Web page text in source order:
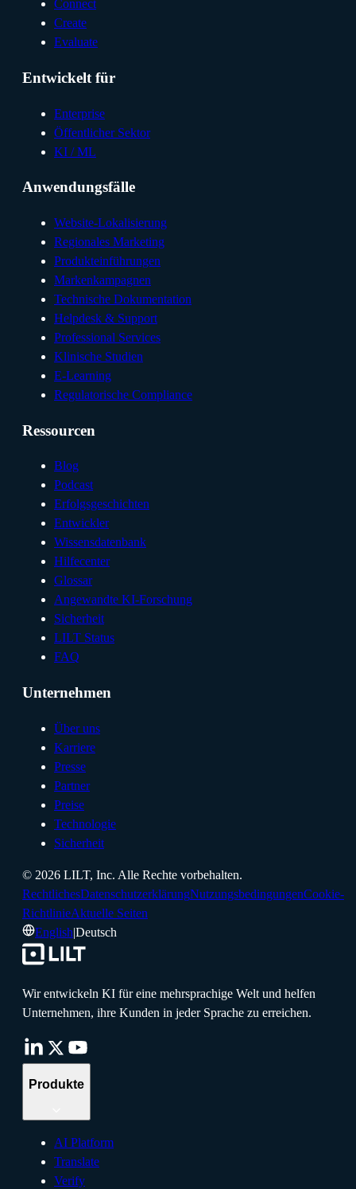
Connect
Create
Evaluate
Entwickelt für
Enterprise
Öffentlicher Sektor
KI / ML
Anwendungsfälle
Website-Lokalisierung
Regionales Marketing
Produkteinführungen
Markenkampagnen
Technische Dokumentation
Helpdesk & Support
Professional Services
Klinische Studien
E-Learning
Regulatorische Compliance
Ressourcen
Blog
Podcast
Erfolgsgeschichten
Entwickler
Wissensdatenbank
Hilfecenter
Glossar
Angewandte KI-Forschung
Sicherheit
LILT Status
FAQ
Unternehmen
Über uns
Karriere
Presse
Partner
Preise
Technologie
Sicherheit
© 2026 LILT, Inc. Alle Rechte vorbehalten.
RechtlichesDatenschutzerklärungNutzungsbedingungenCookie-
RichtlinieAktuelle Seiten
English|Deutsch
Wir entwickeln KI für eine mehrsprachige Welt und helfen
Unternehmen, ihre Kunden in jeder Sprache zu erreichen.
Produkte
AI Platform
Translate
Verify